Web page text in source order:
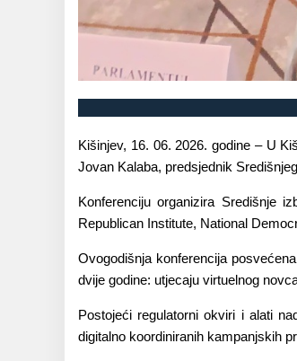
Kišinjev, 16. 06. 2026. godine – U
Jovan Kalaba, predsjednik
Konferenciju organizira Središnje
Republican Institute, National
Ovogodišnja konferencija
dvije godine: utjecaju virtuelnog
Postojeći regulatorni okviri i alati
digitalno koordiniranih kampanjskih